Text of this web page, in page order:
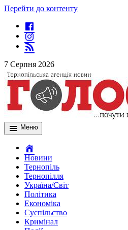
Перейти до контенту
7 Серпня 2026
Меню
Новини
Тернопіль
Тернопілля
Україна/Світ
Політика
Економіка
Суспільство
Кримінал